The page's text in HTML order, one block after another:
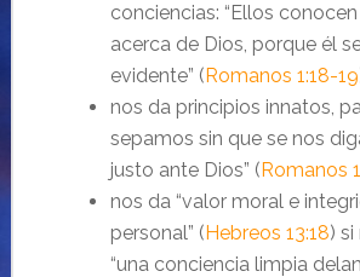
conciencias: “Ellos
acerca de Dios, porque él
evidente” (Romanos 1:18-19
nos da principios innatos,
sepamos sin que se nos
justo ante Dios” (Romanos
nos da “valor moral e
personal” (Hebreos 13:18)
“una conciencia limpia